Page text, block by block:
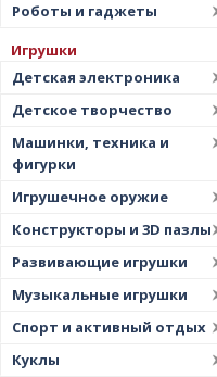
Роботы и гаджеты
Игрушки
Детская электроника
Детское творчество
Машинки, техника и
фигурки
Игрушечное оружие
Конструкторы и 3D пазлы
Развивающие игрушки
Музыкальные игрушки
Спорт и активный отдых
Куклы